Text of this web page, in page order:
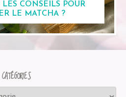
CONSEILS POUR
LE MATCHA ?
CATÉGORIES